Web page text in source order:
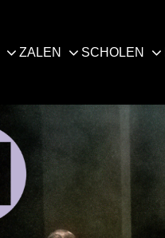
ZALEN SCHOLEN